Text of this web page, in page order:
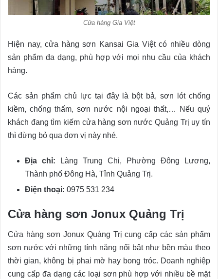
Cửa hàng Gia Việt
Hiện nay, cửa hàng sơn Kansai Gia Việt có nhiều dòng
sản phẩm đa dạng, phù hợp với mọi nhu cầu của khách
hàng.
Các sản phẩm chủ lực tại đây là bột bả, sơn lót chống
kiềm, chống thấm, sơn nước nội ngoại thất,… Nếu quý
khách đang tìm kiếm cửa hàng sơn nước Quảng Trị uy tín
thì đừng bỏ qua đơn vị này nhé.
Địa chỉ: Làng Trung Chi, Phường Đông Lương,
Thành phố Đông Hà, Tỉnh Quảng Trị.
Điện thoại: 0975 531 234
Cửa hàng sơn Jonux Quảng Trị
Cửa hàng sơn Jonux Quảng Trị cung cấp các sản phẩm
sơn nước với những tính năng nổi bật như bền màu theo
thời gian, không bị phai mờ hay bong tróc. Doanh nghiệp
cung cấp đa dạng các loại sơn phù hợp với nhiều bề mặt